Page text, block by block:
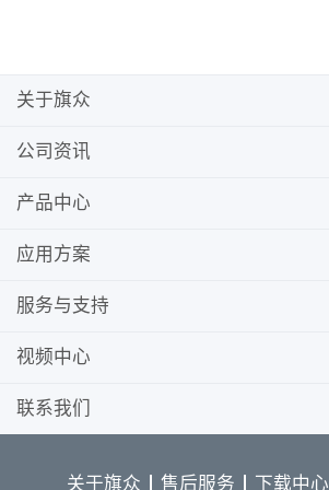
关于旗众
公司资讯
产品中心
应用方案
服务与支持
视频中心
联系我们
关于旗众 售后服务 下载中心